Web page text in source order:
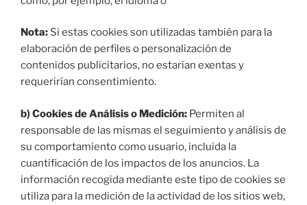
Nota: Si estas cookies son utilizadas también para la
elaboración de perfiles o personalización de
contenidos publicitarios, no estarían exentas y
requerirían consentimiento.
b) Cookies de Análisis o Medición: Permiten al
responsable de las mismas el seguimiento y análisis de
su comportamiento como usuario, incluida la
cuantificación de los impactos de los anuncios. La
información recogida mediante este tipo de cookies se
utiliza para la medición de la actividad de los sitios web,